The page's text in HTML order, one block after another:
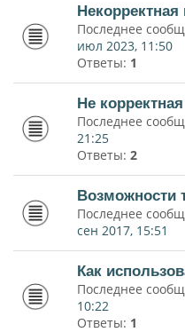
Последнее
июл 2023, 11:50
Ответы: 1
Не
Последнее
21:25
Ответы: 2
Возможности
Последнее
сен 2017, 15:51
Как
Последнее
10:22
Ответы: 1